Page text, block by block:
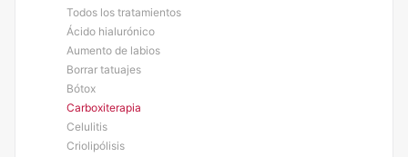
Todos los tratamientos
Ácido hialurónico
Aumento de labios
Borrar tatuajes
Bótox
Carboxiterapia
Celulitis
Criolipólisis